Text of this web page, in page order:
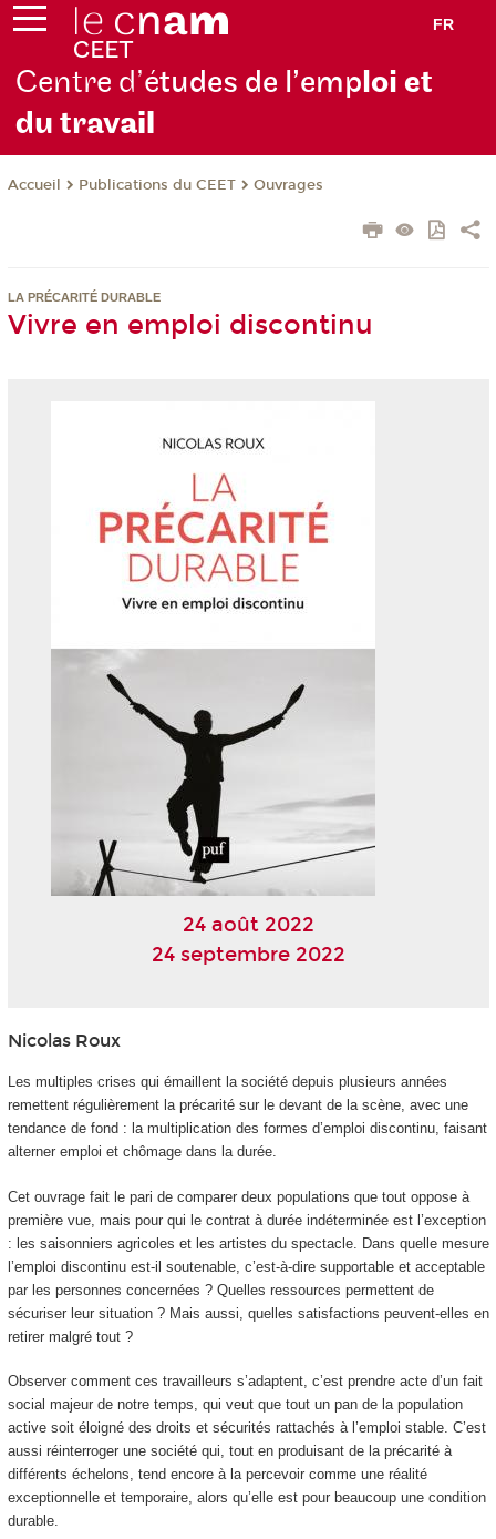
FR
Centre d’études de l’emploi et
du travail
Accueil Publications du CEET Ouvrages
LA PRÉCARITÉ DURABLE
Vivre en emploi discontinu
24 août 2022
24 septembre 2022
Nicolas Roux
Les multiples crises qui émaillent la société depuis plusieurs années
remettent régulièrement la précarité sur le devant de la scène, avec une
tendance de fond : la multiplication des formes d’emploi discontinu, faisant
alterner emploi et chômage dans la durée.
Cet ouvrage fait le pari de comparer deux populations que tout oppose à
première vue, mais pour qui le contrat à durée indéterminée est l’exception
: les saisonniers agricoles et les artistes du spectacle. Dans quelle mesure
l’emploi discontinu est-il soutenable, c’est-à-dire supportable et acceptable
par les personnes concernées ? Quelles ressources permettent de
sécuriser leur situation ? Mais aussi, quelles satisfactions peuvent-elles en
retirer malgré tout ?
Observer comment ces travailleurs s’adaptent, c’est prendre acte d’un fait
social majeur de notre temps, qui veut que tout un pan de la population
active soit éloigné des droits et sécurités rattachés à l’emploi stable. C’est
aussi réinterroger une société qui, tout en produisant de la précarité à
différents échelons, tend encore à la percevoir comme une réalité
exceptionnelle et temporaire, alors qu’elle est pour beaucoup une condition
durable.